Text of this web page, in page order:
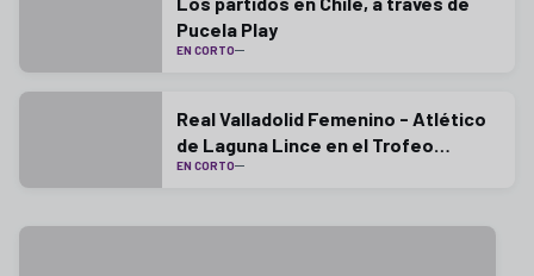
Pucela Play
EN CORTO
Real Valladolid Femenino - Atlético
de Laguna Lince en el Trofeo
Diputación
EN CORTO